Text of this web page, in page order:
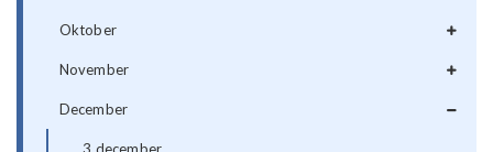
Oktober
November
December